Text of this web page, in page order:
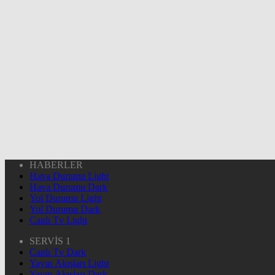
HABERLER
Hava Durumu Light
Hava Durumu Dark
Yol Durumu Light
Yol Durumu Dark
Canlı Tv Light
SERVİS 1
Canlı Tv Dark
Yayın Akışları Light